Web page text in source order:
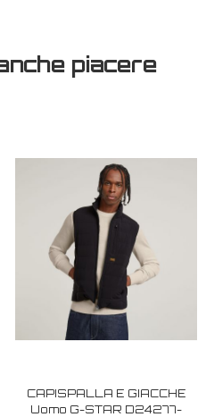
piacere
CAPISPALLA E GIACCHE
Uomo G-STAR D24277-